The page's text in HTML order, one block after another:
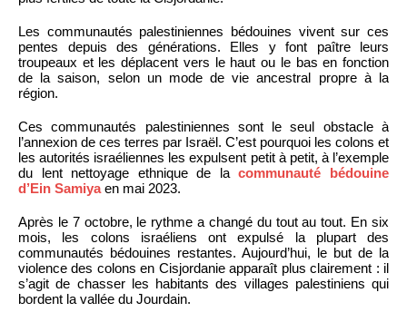
Les communautés palestiniennes bédouines vivent sur ces
pentes depuis des générations. Elles y font paître leurs
troupeaux et les déplacent vers le haut ou le bas en fonction
de la saison, selon un mode de vie ancestral propre à la
région.
Ces communautés palestiniennes sont le seul obstacle à
l’annexion de ces terres par Israël. C’est pourquoi les colons et
les autorités israéliennes les expulsent petit à petit, à l’exemple
du lent nettoyage ethnique de lacommunauté bédouine
d’Ein Samiyaen mai 2023.
Après le 7 octobre, le rythme a changé du tout au tout. En six
mois, les colons israéliens ont expulsé la plupart des
communautés bédouines restantes. Aujourd’hui, le but de la
violence des colons en Cisjordanie apparaît plus clairement : il
s’agit de chasser les habitants des villages palestiniens qui
bordent la vallée du Jourdain.